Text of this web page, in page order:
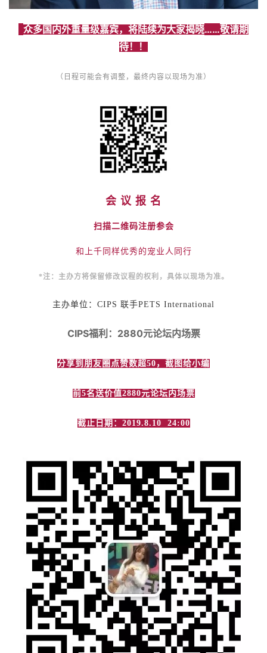
众多国内外重量级嘉宾，将陆续为大家揭晓……敬请期
待！！
（日程可能会有调整，最终内容以现场为准）
会 议 报 名
扫描二维码注册参会
和上千同样优秀的宠业人同行
*注：主办方将保留修改议程的权利，具体以现场为准。
主办单位：CIPS 联手PETS International
CIPS福利： 2880元论坛内场票
分享到朋友圈点赞数超50，截图给小编
前5名送价值2880元论坛内场票
截止日期：2019.8.10 24:00